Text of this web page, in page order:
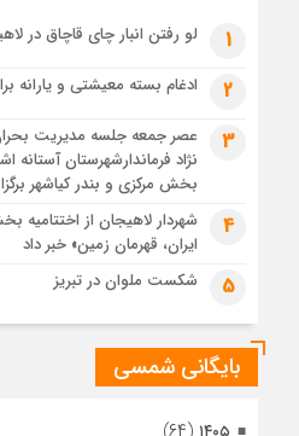
4 هفته قبل
رئوف
تصاویر هوایی مراسم تشییع پیکر
مراسم تشییع پیکر مطهر آقای
تصاویری از تراکم جمعیت حاضر در
اشرف
1 لو رفتن انبار چای قاچاق در
2 ادغام بسته معیشتی و یارانه
3
عصر جمعه جلسه مدیریت
نژاد فرماندارشهرستان آستانه
بخش مرکزی و بندر کیاشهر
4
شهردار لاهیجان از
ایران، قهرمان زمین» خبر داد
5 شکست ملوان در تبریز
بایگانی شمسی